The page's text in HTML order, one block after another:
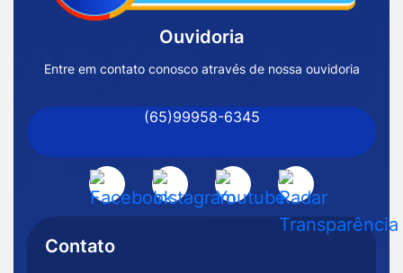
Inicial
de
Senhora
do
Livramento
MT
Acessar
a
Acessar
a
Acessar
a
Acessar
a
Rede
Ouvidoria
Entre em contato conosco através de nossa ouvidoria
(65)99958-6345
Contato